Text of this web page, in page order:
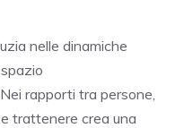
nelle dinamiche
rapporti tra persone,
trattenere crea una